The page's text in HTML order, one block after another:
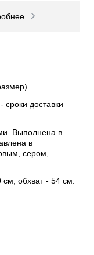
сроки доставки
Выполнена в
в
сером,
см, обхват - 54 см.